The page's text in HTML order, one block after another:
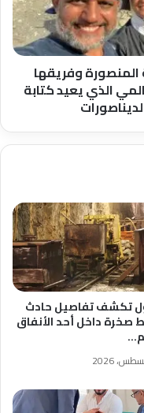
المنصورة وفريقها
الذي يعيد كتابة
تكشف تفاصيل حادث
داخل أحد الأنفاق